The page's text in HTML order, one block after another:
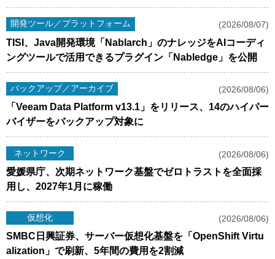
開発ツール／プラットフォーム (2026/08/07)
TISI、Java開発環境「Nablarch」のナレッジをAIコーディ
ングツールで活用できるプラグイン「Nabledge」を公開
バックアップ／アーカイブ (2026/08/06)
「Veeam Data Platform v13.1」をリリース、14のハイパー
バイザーをバックアップ対象に
ネットワーク (2026/08/06)
愛媛県庁、次期ネットワーク基盤でゼロトラストを全面採
用し、2027年1月に稼働
仮想化 (2026/08/06)
SMBC日興証券、サーバー仮想化基盤を「OpenShift Virtu
alization」で刷新、5年間の費用を2割減